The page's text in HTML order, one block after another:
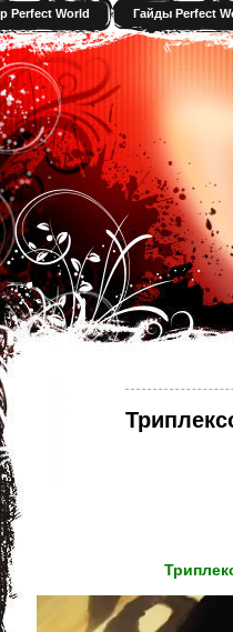
Perfect World Гайды Perfect
Видеоплеер